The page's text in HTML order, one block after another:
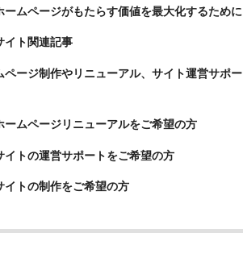
ームページがもたらす価値を最大化するために
イト関連記事
ページ制作やリニューアル、サイト運営サポー
ームページリニューアルをご希望の方
イトの運営サポートをご希望の方
イトの制作をご希望の方